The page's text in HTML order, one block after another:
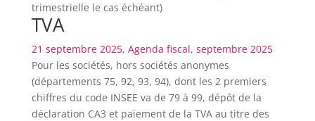
trimestrielle le cas échéant)
TVA
21 septembre 2025, Agenda fiscal, septembre 2025
Pour les sociétés, hors sociétés anonymes
(départements 75, 92, 93, 94), dont les 2 premiers
chiffres du code INSEE va de 79 à 99, dépôt de la
déclaration CA3 et paiement de la TVA au titre des